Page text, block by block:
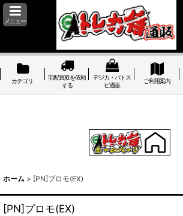
メニュー
カテゴリ
宅配買取を依頼
する
デジカ・バトス
ピ通販
ご利用案内
ホーム > [PN]プロモ(EX)
[PN]プロモ(EX)